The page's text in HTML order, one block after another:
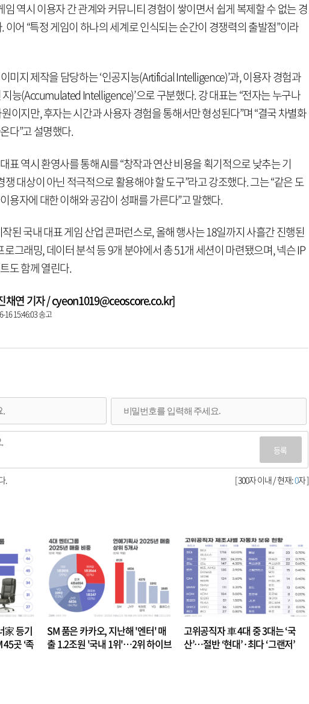
임 역시 이용자 간 관계와 커뮤니티 경험이 쌓이면서 쉽게 복제할 수 없는 경
이어 “특정 게임이 하나의 세계로 인식되는 순간이 경쟁력의 출발점”이라
미지 제작을 담당하는 ‘인공지능(Artificial Intelligence)’과, 이용자 경험과
지능(Accumulated Intelligence)’으로 구분했다. 강 대표는 “전자는 누구나
이지만, 후자는 시간과 사용자 경험을 통해서만 형성된다”며 “결국 차별화
다”고 설명했다.
표 역시 환영사를 통해 AI를 “창작과 연산 비용을 획기적으로 낮추는 기
쟁 대상이 아닌 적극적으로 활용해야 할 도구”라고 강조했다. 그는 “같은 도
용자에 대한 이해와 공감이 성패를 가른다”고 말했다.
된 국내 대표 게임 산업 콘퍼런스로, 올해 행사는 18일까지 사흘간 진행된
로그래밍, 데이터 분석 등 9개 분야에서 총 51개 세션이 마련됐으며, 넥슨 IP
도 함께 열린다.
채연 기자 / cyeon1019@ceoscore.co.kr]
16 15:46:03 송고
등록
[ 300자 이내 / 현재:0자 ]
.
家 등기
곳 ‘족
SM 품은 카카오, 지난해 '엔터' 매
출 1.2조원 '국내 1위'…2위 하이브
고위공직자 車 4대 중 3대는 ‘국
산’…절반 ‘현대’·최다 ‘그랜저’